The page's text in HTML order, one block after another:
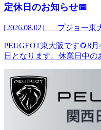
定休日のお知らせ📅
[2026.08.02] プジョー東
PEUGEOT東大阪です🌻8
日となります。休業日中の